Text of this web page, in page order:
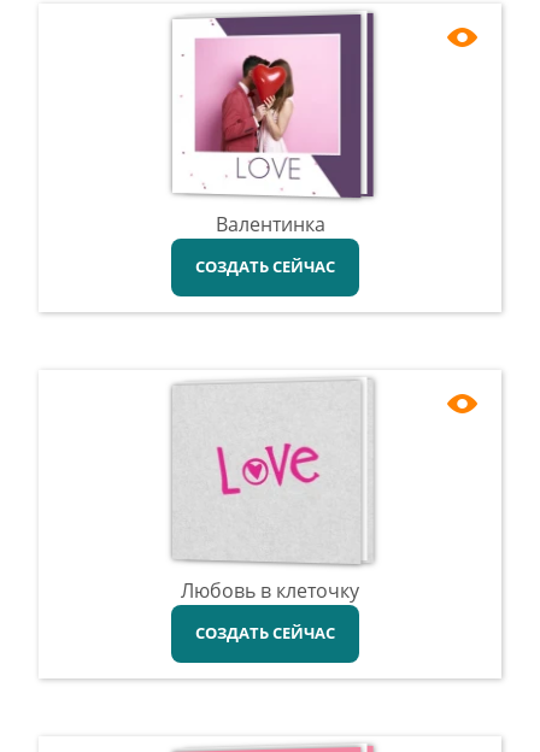
Валентинка
СОЗДАТЬ СЕЙЧАС
Любовь в клеточку
СОЗДАТЬ СЕЙЧАС